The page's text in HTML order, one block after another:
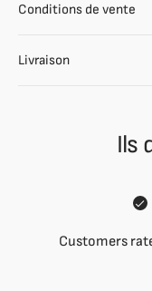
Conditions de vente
Livraison
Ils
Customers